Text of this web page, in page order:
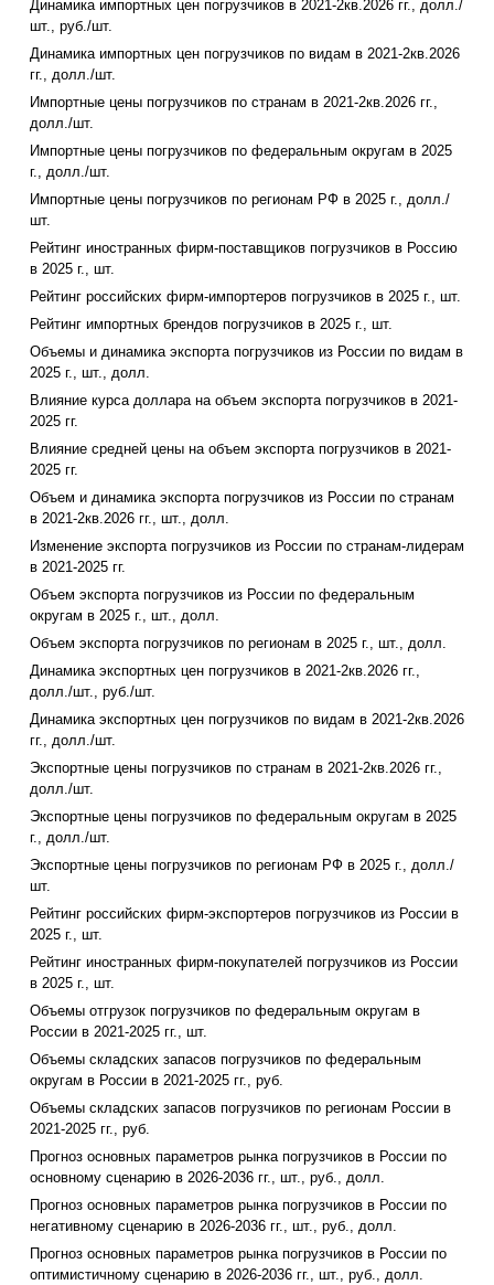
Динамика импортных цен погрузчиков в 2021-2кв.2026 гг., долл./
шт., руб./шт.
Динамика импортных цен погрузчиков по видам в 2021-2кв.2026
гг., долл./шт.
Импортные цены погрузчиков по странам в 2021-2кв.2026 гг.,
долл./шт.
Импортные цены погрузчиков по федеральным округам в 2025
г., долл./шт.
Импортные цены погрузчиков по регионам РФ в 2025 г., долл./
шт.
Рейтинг иностранных фирм-поставщиков погрузчиков в Россию
в 2025 г., шт.
Рейтинг российских фирм-импортеров погрузчиков в 2025 г., шт.
Рейтинг импортных брендов погрузчиков в 2025 г., шт.
Объемы и динамика экспорта погрузчиков из России по видам в
2025 г., шт., долл.
Влияние курса доллара на объем экспорта погрузчиков в 2021-
2025 гг.
Влияние средней цены на объем экспорта погрузчиков в 2021-
2025 гг.
Объем и динамика экспорта погрузчиков из России по странам
в 2021-2кв.2026 гг., шт., долл.
Изменение экспорта погрузчиков из России по странам-лидерам
в 2021-2025 гг.
Объем экспорта погрузчиков из России по федеральным
округам в 2025 г., шт., долл.
Объем экспорта погрузчиков по регионам в 2025 г., шт., долл.
Динамика экспортных цен погрузчиков в 2021-2кв.2026 гг.,
долл./шт., руб./шт.
Динамика экспортных цен погрузчиков по видам в 2021-2кв.2026
гг., долл./шт.
Экспортные цены погрузчиков по странам в 2021-2кв.2026 гг.,
долл./шт.
Экспортные цены погрузчиков по федеральным округам в 2025
г., долл./шт.
Экспортные цены погрузчиков по регионам РФ в 2025 г., долл./
шт.
Рейтинг российских фирм-экспортеров погрузчиков из России в
2025 г., шт.
Рейтинг иностранных фирм-покупателей погрузчиков из России
в 2025 г., шт.
Объемы отгрузок погрузчиков по федеральным округам в
России в 2021-2025 гг., шт.
Объемы складских запасов погрузчиков по федеральным
округам в России в 2021-2025 гг., руб.
Объемы складских запасов погрузчиков по регионам России в
2021-2025 гг., руб.
Прогноз основных параметров рынка погрузчиков в России по
основному сценарию в 2026-2036 гг., шт., руб., долл.
Прогноз основных параметров рынка погрузчиков в России по
негативному сценарию в 2026-2036 гг., шт., руб., долл.
Прогноз основных параметров рынка погрузчиков в России по
оптимистичному сценарию в 2026-2036 гг., шт., руб., долл.